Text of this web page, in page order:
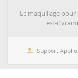
Le maquillage
est-il
 Support Apollo